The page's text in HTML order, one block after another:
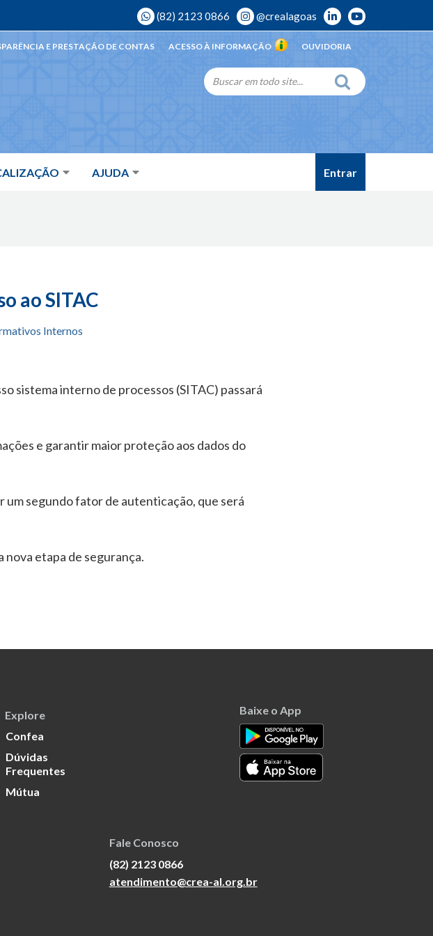
(82) 2123 0866 @crealagoas
AJUDA
OUVIDORIA
ACESSO À INFORMAÇÃO
E PRESTAÇÃO DE CONTAS
Entrar
ao SITAC
Internos
sistema interno de processos (SITAC) passará
e garantir maior proteção aos dados do
um segundo fator de autenticação, que será
nova etapa de segurança.
Explore
Confea
Dúvidas
Frequentes
Mútua
Baixe o App
Fale Conosco
(82) 2123 0866
atendimento@crea-al.org.br